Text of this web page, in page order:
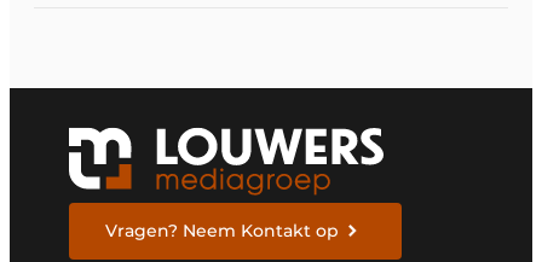
Vragen? Neem Kontakt op